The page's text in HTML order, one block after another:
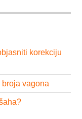
korekciju
vagona